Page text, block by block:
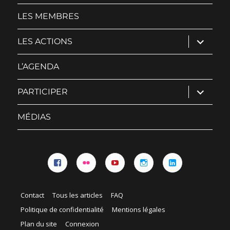
sous-
LES MEMBRES
LES ACTIONS ouvrir
le
sous-
L’AGENDA
PARTICIPER ouvrir
le
sous-
MÉDIAS
Contact Tous les articles
FAQ
Politique de confidentialité
Mentions légales
Plan du site
Connexion